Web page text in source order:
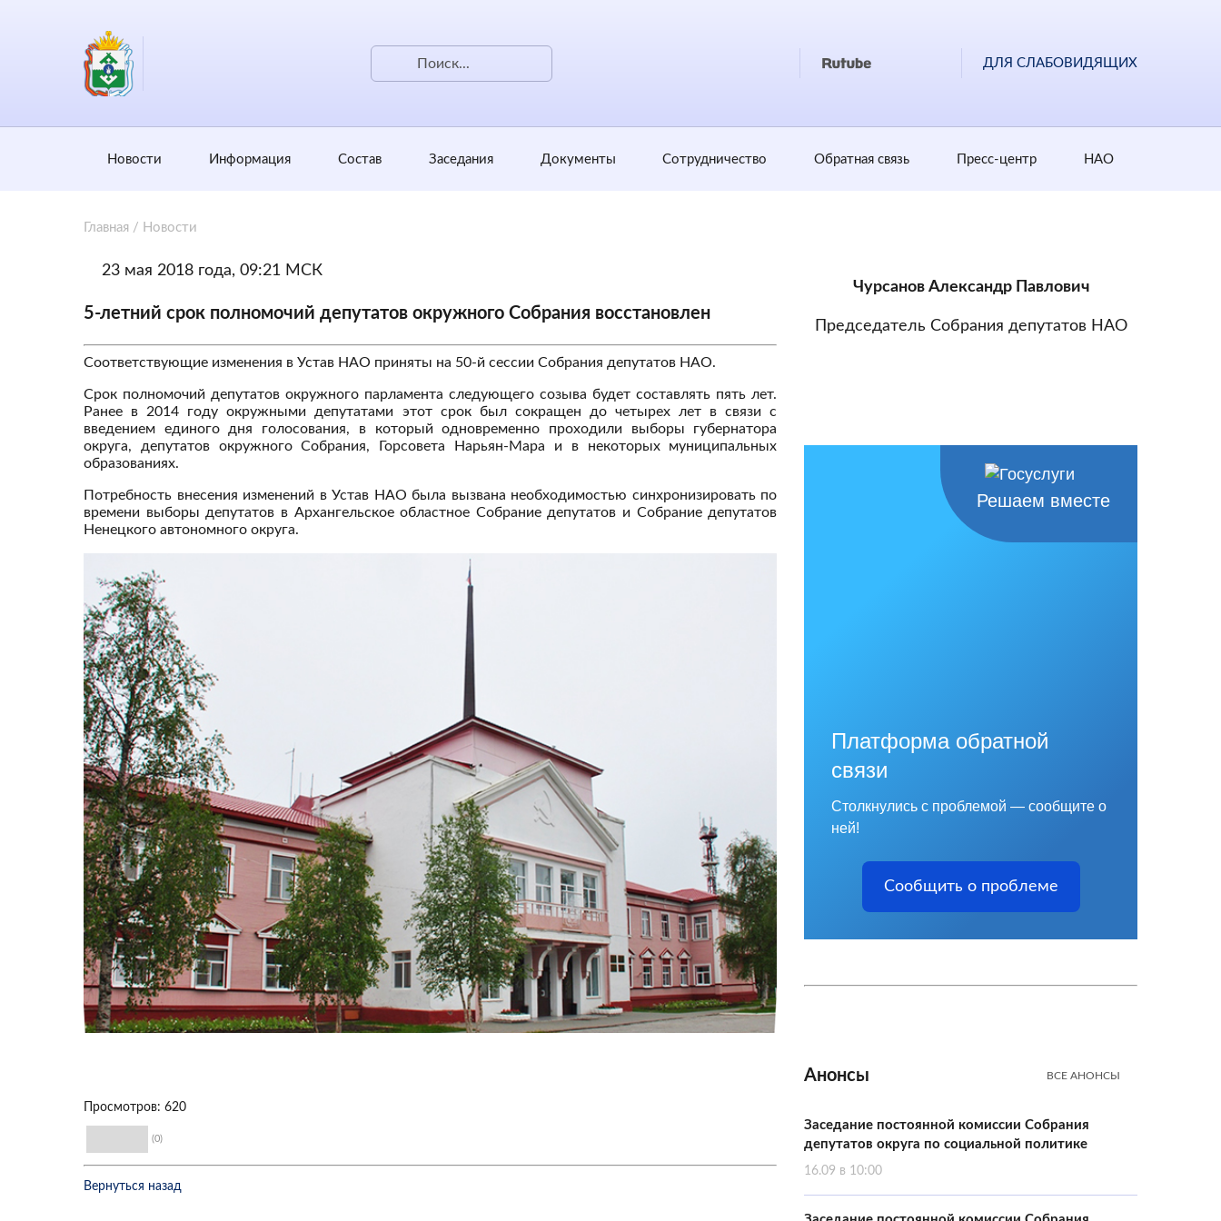
ДЛЯ СЛАБОВИДЯЩИХ
Новости Информация Состав Заседания Документы Сотрудничество Обратная cвязь Пресс-центр НАО
Главная / Новости
23 мая 2018 года, 09:21 МСК
5-летний срок полномочий депутатов окружного Собрания восстановлен
Соответствующие изменения в Устав НАО приняты на 50-й сессии Собрания депутатов НАО.
Срок полномочий депутатов окружного парламента следующего созыва будет составлять пять лет.
Ранее в 2014 году окружными депутатами этот срок был сокращен до четырех лет в связи с
введением единого дня голосования, в который одновременно проходили выборы губернатора
округа, депутатов окружного Собрания, Горсовета Нарьян-Мара и в некоторых муниципальных
образованиях.
Потребность внесения изменений в Устав НАО была вызвана необходимостью синхронизировать по
времени выборы депутатов в Архангельское областное Собрание депутатов и Собрание депутатов
Ненецкого автономного округа.
Просмотров: 620
(0)
Вернуться назад
Чурсанов Александр Павлович
Председатель Собрания депутатов НАО
Решаем вместе
Платформа обратной
связи
Столкнулись с проблемой — сообщите о
ней!
Сообщить о проблеме
Анонсы ВСЕ АНОНСЫ
Заседание постоянной комиссии Собрания
депутатов округа по социальной политике
16.09 в 10:00